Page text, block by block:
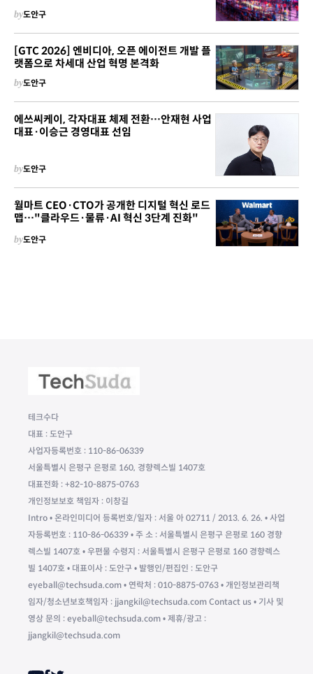
by도안구
[GTC 2026] 엔비디아, 오픈 에이전트 개발 플
랫폼으로 차세대 산업 혁명 본격화
by도안구
에쓰씨케이, 각자대표 체제 전환…안재현 사업
대표·이승근 경영대표 선임
by도안구
월마트 CEO·CTO가 공개한 디지털 혁신 로드
맵…"클라우드·물류·AI 혁신 3단계 진화"
by도안구
테크수다
대표 : 도안구
사업자등록번호 : 110-86-06339
서울특별시 은평구 은평로 160, 경향렉스빌 1407호
대표전화 : +82-10-8875-0763
개인정보보호 책임자 : 이창길
Intro • 온라인미디어 등록번호/일자 : 서울 아 02711 / 2013. 6. 26. • 사업
자등록번호 : 110-86-06339 • 주 소 : 서울특별시 은평구 은평로 160 경향
렉스빌 1407호 • 우편물 수령지 : 서울특별시 은평구 은평로 160 경향렉스
빌 1407호 • 대표이사 : 도안구 • 발행인/편집인 : 도안구
eyeball@techsuda.com • 연락처 : 010-8875-0763 • 개인정보관리책
임자/청소년보호책임자 : jjangkil@techsuda.com Contact us • 기사 및
영상 문의 : eyeball@techsuda.com • 제휴/광고 :
jjangkil@techsuda.com